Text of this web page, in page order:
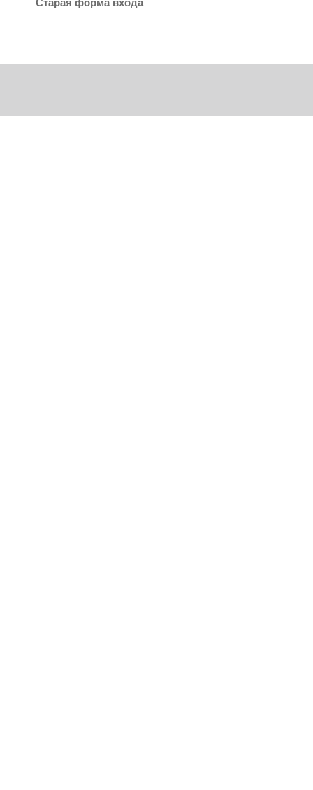
Старая форма входа